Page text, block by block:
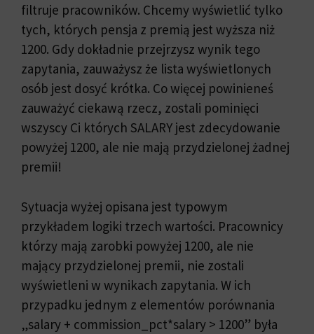
filtruje pracowników. Chcemy wyświetlić tylko
tych, których pensja z premią jest wyższa niż
1200. Gdy dokładnie przejrzysz wynik tego
zapytania, zauważysz że lista wyświetlonych
osób jest dosyć krótka. Co więcej powinieneś
zauważyć ciekawą rzecz, zostali pominięci
wszyscy Ci których SALARY jest zdecydowanie
powyżej 1200, ale nie mają przydzielonej żadnej
premii!
Sytuacja wyżej opisana jest typowym
przykładem logiki trzech wartości. Pracownicy
którzy mają zarobki powyżej 1200, ale nie
mający przydzielonej premii, nie zostali
wyświetleni w wynikach zapytania. W ich
przypadku jednym z elementów porównania
„salary + commission_pct*salary > 1200” była